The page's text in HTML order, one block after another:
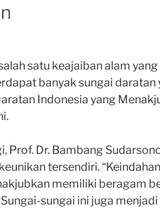
satu keajaiban alam
banyak sungai daratan
Indonesia yang
Prof. Dr. Bambang
tersendiri.
memiliki beragam
sungai ini juga